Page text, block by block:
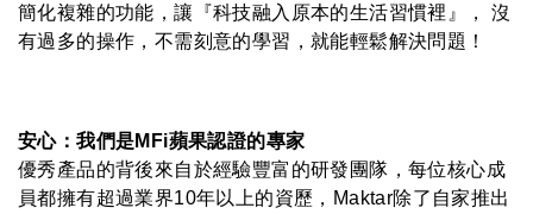
簡化複雜的功能，讓『科技融入原本的生活習慣裡』， 沒
有過多的操作，不需刻意的學習，就能輕鬆解決問題！
安心：我們是MFi蘋果認證的專家
優秀產品的背後來自於經驗豐富的研發團隊，每位核心成
員都擁有超過業界10年以上的資歷，Maktar除了自家推出